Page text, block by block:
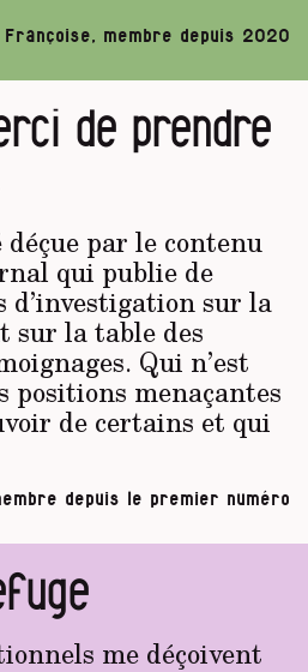
Françoise, membre depuis 2020
de prendre
déçue par le contenu
qui publie de
sur la
sur la table des
Qui n’est
positions menaçantes
de certains et qui
depuis le premier numéro
me déçoivent